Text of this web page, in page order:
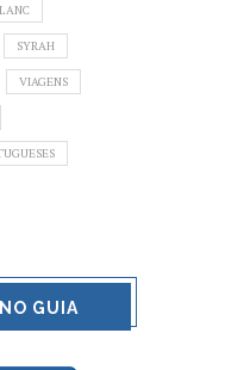
SYRAH
VIAGENS
GUIA